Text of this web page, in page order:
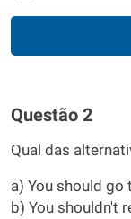
Questão 2
Qual das
a) You should go
b) You shouldn't